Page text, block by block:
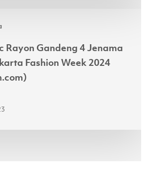
Rayon Gandeng 4 Jenama
Fashion Week 2024